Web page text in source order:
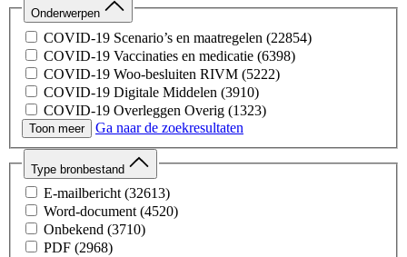
minLVVN (472)
minOCW (87)
minSZW (81)
minAZ (14)
Onderwerpen
COVID-19 Scenario’s en maatregelen (22854)
COVID-19 Vaccinaties en medicatie (6398)
COVID-19 Woo-besluiten RIVM (5222)
COVID-19 Digitale Middelen (3910)
COVID-19 Overleggen Overig (1323)
COVID-19 Overleggen (1139)
Opstart Corona (943)
COVID-19 Besmettelijkheid Kinderen (901)
COVID-19 Medische Hulpmiddelen
COVID-19 Testen (72)
COVID-19 Capaciteit Ziekenhuizen
Toon meer Ga naar de zoekresultaten
Type bronbestand
E-mailbericht (32613)
Word-document (4520)
Onbekend (3710)
PDF (2968)